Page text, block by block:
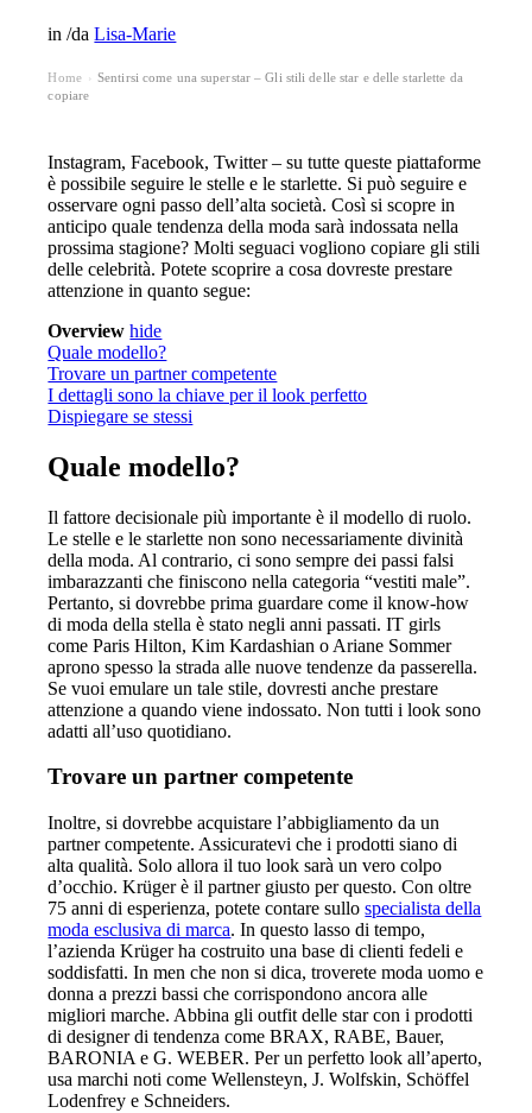
in/daLisa-Marie
Home
Sentirsi come una superstar – Gli stili delle star e delle starlette da
copiare
Instagram, Facebook, Twitter – su tutte queste piattaforme
è possibile seguire le stelle e le starlette. Si può seguire e
osservare ogni passo dell’alta società. Così si scopre in
anticipo quale tendenza della moda sarà indossata nella
prossima stagione? Molti seguaci vogliono copiare gli stili
delle celebrità. Potete scoprire a cosa dovreste prestare
attenzione in quanto segue:
Overview hide
Quale modello?
Trovare un partner competente
I dettagli sono la chiave per il look perfetto
Dispiegare se stessi
Quale modello?
Il fattore decisionale più importante è il modello di ruolo.
Le stelle e le starlette non sono necessariamente divinità
della moda. Al contrario, ci sono sempre dei passi falsi
imbarazzanti che finiscono nella categoria “vestiti male”.
Pertanto, si dovrebbe prima guardare come il know-how
di moda della stella è stato negli anni passati. IT girls
come Paris Hilton, Kim Kardashian o Ariane Sommer
aprono spesso la strada alle nuove tendenze da passerella.
Se vuoi emulare un tale stile, dovresti anche prestare
attenzione a quando viene indossato. Non tutti i look sono
adatti all’uso quotidiano.
Trovare un partner competente
Inoltre, si dovrebbe acquistare l’abbigliamento da un
partner competente. Assicuratevi che i prodotti siano di
alta qualità. Solo allora il tuo look sarà un vero colpo
d’occhio. Krüger è il partner giusto per questo. Con oltre
75 anni di esperienza, potete contare sullospecialista della
moda esclusiva di marca. In questo lasso di tempo,
l’azienda Krüger ha costruito una base di clienti fedeli e
soddisfatti. In men che non si dica, troverete moda uomo e
donna a prezzi bassi che corrispondono ancora alle
migliori marche. Abbina gli outfit delle star con i prodotti
di designer di tendenza come BRAX, RABE, Bauer,
BARONIA e G. WEBER. Per un perfetto look all’aperto,
usa marchi noti come Wellensteyn, J. Wolfskin, Schöffel
Lodenfrey e Schneiders.